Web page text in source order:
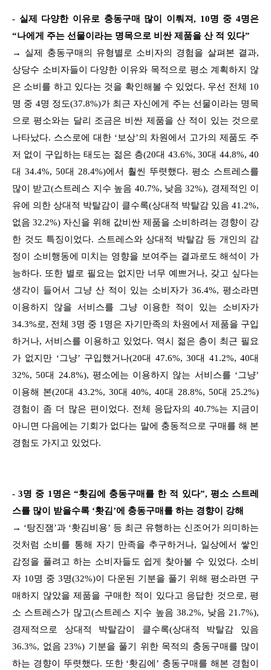
- 실제 다양한 이유로 충동구매 많이 이뤄져, 10명 중 4명은
“나에게 주는 선물이라는 명목으로 비싼 제품을 산 적 있다”
→ 실제 충동구매의 유형별로 소비자의 경험을 살펴본 결과,
상당수 소비자들이 다양한 이유와 목적으로 평소 계획하지 않
은 소비를 하고 있다는 것을 확인해볼 수 있었다. 우선 전체 10
명 중 4명 정도(37.8%)가 최근 자신에게 주는 선물이라는 명목
으로 평소와는 달리 조금은 비싼 제품을 산 적이 있는 것으로
나타났다. 스스로에 대한 ‘보상’의 차원에서 고가의 제품도 주
저 없이 구입하는 태도는 젊은 층(20대 43.6%, 30대 44.8%, 40
대 34.4%, 50대 28.4%)에서 훨씬 뚜렷했다. 평소 스트레스를
많이 받고(스트레스 지수 높음 40.7%, 낮음 32%), 경제적인 이
유에 의한 상대적 박탈감이 클수록(상대적 박탈감 있음 41.2%,
없음 32.2%) 자신을 위해 값비싼 제품을 소비하려는 경향이 강
한 것도 특징이었다. 스트레스와 상대적 박탈감 등 개인의 감
정이 소비행동에 미치는 영향을 보여주는 결과로도 해석이 가
능하다. 또한 별로 필요는 없지만 너무 예쁘거나, 갖고 싶다는
생각이 들어서 그냥 산 적이 있는 소비자가 36.4%, 평소라면
이용하지 않을 서비스를 그냥 이용한 적이 있는 소비자가
34.3%로, 전체 3명 중 1명은 자기만족의 차원에서 제품을 구입
하거나, 서비스를 이용하고 있었다. 역시 젊은 층이 최근 필요
가 없지만 ‘그냥’ 구입했거나(20대 47.6%, 30대 41.2%, 40대
32%, 50대 24.8%), 평소에는 이용하지 않는 서비스를 ‘그냥’
이용해 본(20대 43.2%, 30대 40%, 40대 28.8%, 50대 25.2%)
경험이 좀 더 많은 편이었다. 전체 응답자의 40.7%는 지금이
아니면 다음에는 기회가 없다는 말에 충동적으로 구매를 해 본
경험도 가지고 있었다.
- 3명 중 1명은 “홧김에 충동구매를 한 적 있다”, 평소 스트레
스를 많이 받을수록 ‘홧김’에 충동구매를 하는 경향이 강해
→ ‘탕진잼’과 ‘홧김비용’ 등 최근 유행하는 신조어가 의미하는
것처럼 소비를 통해 자기 만족을 추구하거나, 일상에서 쌓인
감정을 풀려고 하는 소비자들도 쉽게 찾아볼 수 있었다. 소비
자 10명 중 3명(32%)이 다운된 기분을 풀기 위해 평소라면 구
매하지 않았을 제품을 구매한 적이 있다고 응답한 것으로, 평
소 스트레스가 많고(스트레스 지수 높음 38.2%, 낮음 21.7%),
경제적으로 상대적 박탈감이 클수록(상대적 박탈감 있음
36.3%, 없음 23%) 기분을 풀기 위한 목적의 충동구매를 많이
하는 경향이 뚜렷했다. 또한 ‘홧김에’ 충동구매를 해본 경험이